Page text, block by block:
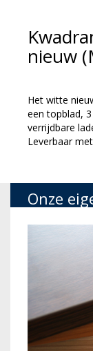
nieuw
Het witte
een topblad,
verrijdbare
Leverbaar
Onze